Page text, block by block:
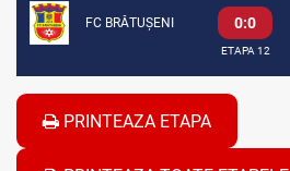
FC BRĂTUȘENI 0:0
ETAPA 12
PRINTEAZA ETAPA